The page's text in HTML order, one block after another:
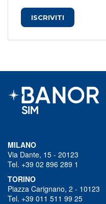
ISCRIVITI
MILANO
Via Dante, 15 - 20123
Tel. +39 02 896 289 1
TORINO
Piazza Carignano, 2 - 10123
Tel. +39 011 511 99 25